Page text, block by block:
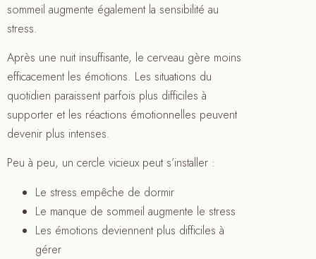
sommeil augmente également la sensibilité au
stress.
Après une nuit insuffisante, le cerveau gère moins
efficacement les émotions. Les situations du
quotidien paraissent parfois plus difficiles à
supporter et les réactions émotionnelles peuvent
devenir plus intenses.
Peu à peu, un cercle vicieux peut s’installer :
Le stress empêche de dormir
Le manque de sommeil augmente le stress
Les émotions deviennent plus difficiles à
gérer